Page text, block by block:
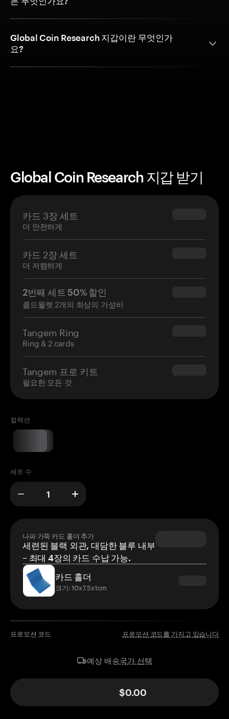
Global Coin Research 지갑이란 무엇인가
요?
Global Coin Research 지갑 받기
카드 3장 세트
더 안전하게
$69.90
카드 2장 세트
더 저렴하게
$54.90
2번째 세트 50% 할인
콜드월렛 2개의 최상의 가성비
$34.95
Tangem Ring
Ring & 2 cards
$160.00
Tangem 프로 키트
필요한 모든 것
$180.00
컬렉션
세트 수
나파 가죽 카드 홀더 추가
세련된 블랙 외관, 대담한 블루 내부
– 최대 4장의 카드 수납 가능.
카드 홀더
크기: 10x7.5x1cm
프로모션 코드 프로모션 코드를 가지고 있습니다
예상 배송국가 선택
$0.00